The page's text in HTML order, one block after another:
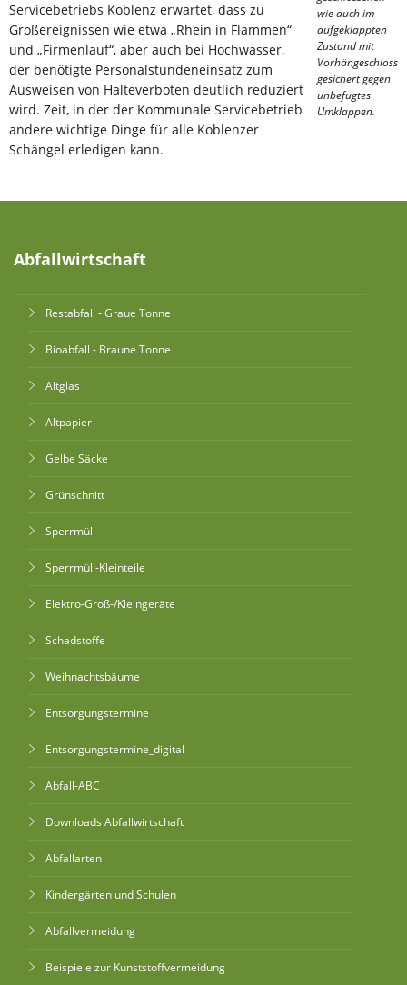
wie auch im
aufgeklappten
Zustand mit
Vorhängeschloss
gesichert gegen
unbefugtes
Umklappen.
Servicebetriebs Koblenz erwartet, dass zu
Großereignissen wie etwa „Rhein in Flammen“
und „Firmenlauf“, aber auch bei Hochwasser,
der benötigte Personalstundeneinsatz zum
Ausweisen von Halteverboten deutlich reduziert
wird. Zeit, in der der Kommunale Servicebetrieb
andere wichtige Dinge für alle Koblenzer
Schängel erledigen kann.
Abfallwirtschaft
Restabfall - Graue Tonne
Bioabfall - Braune Tonne
Altglas
Altpapier
Gelbe Säcke
Grünschnitt
Sperrmüll
Sperrmüll-Kleinteile
Elektro-Groß-/Kleingeräte
Schadstoffe
Weihnachtsbäume
Entsorgungstermine
Entsorgungstermine_digital
Abfall-ABC
Downloads Abfallwirtschaft
Abfallarten
Kindergärten und Schulen
Abfallvermeidung
Beispiele zur Kunststoffvermeidung